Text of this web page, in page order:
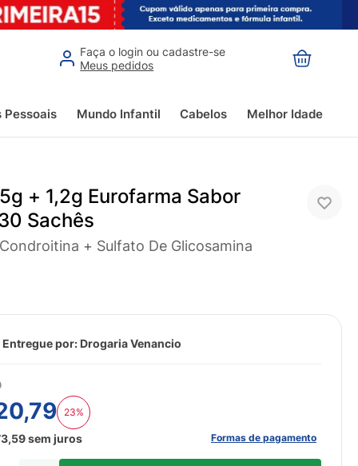
Faça o login ou cadastre-se
Meus pedidos
Pessoais Mundo Infantil Cabelos Melhor Idade
+ 1,2g Eurofarma Sabor
Sachês
+ Sulfato De Glicosamina
Entregue por: Drogaria Venancio
,79 23%
,59sem juros Formas de pagamento